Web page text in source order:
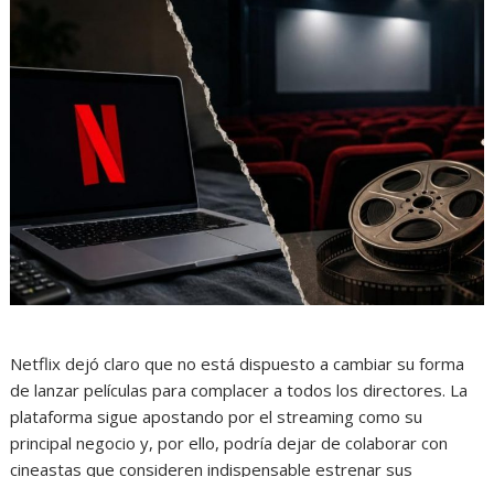
Netflix dejó claro que no está dispuesto a cambiar su forma
de lanzar películas para complacer a todos los directores. La
plataforma sigue apostando por el streaming como su
principal negocio y, por ello, podría dejar de colaborar con
cineastas que consideren indispensable estrenar sus